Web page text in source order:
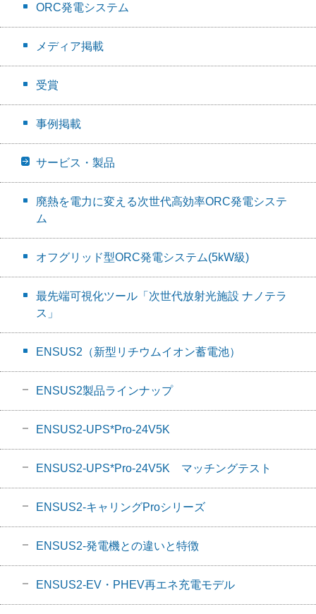
ORC発電システム
メディア掲載
受賞
事例掲載
サービス・製品
廃熱を電力に変える次世代高効率ORC発電システ
ム
オフグリッド型ORC発電システム(5kW級)
最先端可視化ツール「次世代放射光施設 ナノテラ
ス」
ENSUS2（新型リチウムイオン蓄電池）
ENSUS2製品ラインナップ
ENSUS2-UPS*Pro-24V5K
ENSUS2-UPS*Pro-24V5K マッチングテスト
ENSUS2-キャリングProシリーズ
ENSUS2-発電機との違いと特徴
ENSUS2-EV・PHEV再エネ充電モデル